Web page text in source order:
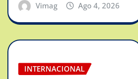
Vimag Ago 4, 2026
INTERNACIONAL